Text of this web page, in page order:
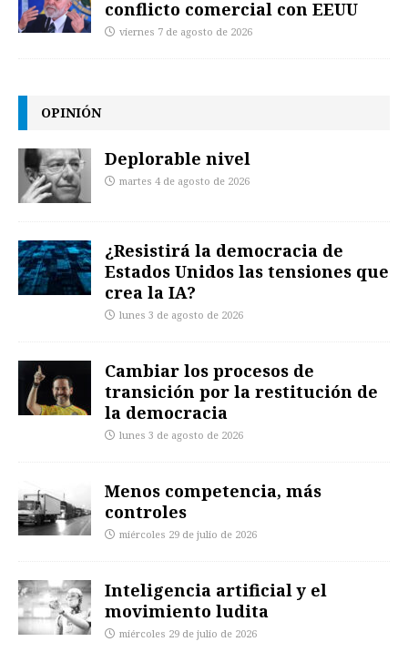
conflicto comercial con EEUU
viernes 7 de agosto de 2026
OPINIÓN
Deplorable nivel
martes 4 de agosto de 2026
¿Resistirá la democracia de
Estados Unidos las tensiones que
crea la IA?
lunes 3 de agosto de 2026
Cambiar los procesos de
transición por la restitución de
la democracia
lunes 3 de agosto de 2026
Menos competencia, más
controles
miércoles 29 de julio de 2026
Inteligencia artificial y el
movimiento ludita
miércoles 29 de julio de 2026